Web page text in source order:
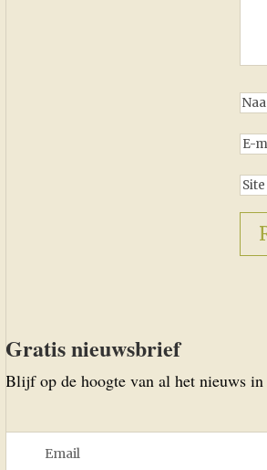
Gratis nieuwsbrief
Blijf op de hoogte van al het nieuws